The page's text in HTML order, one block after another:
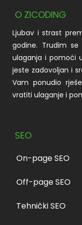
O ZICODING
Ljubav i strast
godine. Trudim
ulaganja i pomoći
jeste zadovoljan i
Vam ponudio
vratiti ulaganje i
SEO
On-page SEO
Off-page SEO
Tehnički SEO